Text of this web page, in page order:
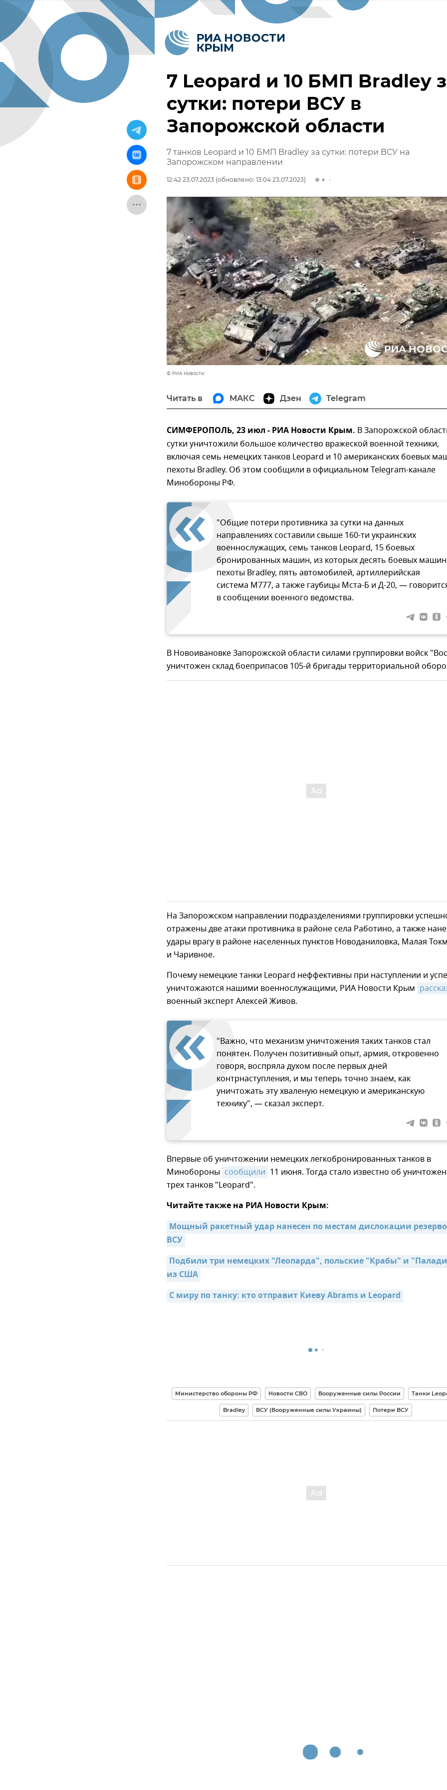
7 Leopard и 10 БМП Bradley
сутки: потери ВСУ в
Запорожской области
7 танков Leopard и 10 БМП Bradley за сутки: потери ВСУ на
Запорожском направлении
12:42 23.07.2023 (обновлено: 13:04 23.07.2023)
© РИА Новости
Читать в МАКС Дзен Telegram
СИМФЕРОПОЛЬ, 23 июл - РИА Новости Крым. В Запорожской
сутки уничтожили большое количество вражеской военной техники,
включая семь немецких танков Leopard и 10 американских боевых
пехоты Bradley. Об этом сообщили в официальном Telegram-канале
Минобороны РФ.
"Общие потери противника за сутки на данных
направлениях составили свыше 160-ти украинских
военнослужащих, семь танков Leopard, 15 боевых
бронированных машин, из которых десять боевых машин
пехоты Bradley, пять автомобилей, артиллерийская
система М777, а также гаубицы Мста-Б и Д-20, —
в сообщении военного ведомства.
В Новоивановке Запорожской области силами группировки войск
уничтожен склад боеприпасов 105-й бригады территориальной
На Запорожском направлении подразделениями группировки
отражены две атаки противника в районе села Работино, а также
удары врагу в районе населенных пунктов Новоданиловка, Малая
и Чаривное.
Почему немецкие танки Leopard неффективны при наступлении и
уничтожаются нашими военнослужащими, РИА Новости Крым
военный эксперт Алексей Живов.
"Важно, что механизм уничтожения таких танков стал
понятен. Получен позитивный опыт, армия, откровенно
говоря, воспряла духом после первых дней
контрнаступления, и мы теперь точно знаем, как
уничтожать эту хваленую немецкую и американскую
технику", — сказал эксперт.
Впервые об уничтожении немецких легкобронированных танков в
Минобороны сообщили 11 июня. Тогда стало известно об
трех танков "Leopard".
Читайте также на РИА Новости Крым:
Мощный ракетный удар нанесен по местам дислокации
ВСУ
Подбили три немецких "Леопарда", польские "Крабы" и
из США
С миру по танку: кто отправит Киеву Abrams и Leopard
Министерство обороны РФ Новости СВО Вооруженные силы России Танки
Bradley ВСУ (Вооруженные силы Украины) Потери ВСУ